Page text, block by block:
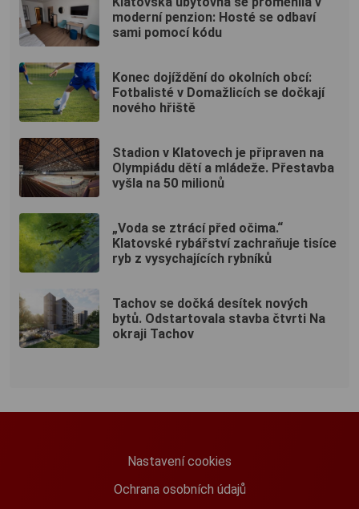
moderní penzion: Hosté se odbaví
sami pomocí kódu
Konec dojíždění do okolních obcí:
Fotbalisté v Domažlicích se dočkají
nového hřiště
Stadion v Klatovech je připraven na
Olympiádu dětí a mládeže. Přestavba
vyšla na 50 milionů
„Voda se ztrácí před očima.“
Klatovské rybářství zachraňuje tisíce
ryb z vysychajících rybníků
Tachov se dočká desítek nových
bytů. Odstartovala stavba čtvrti Na
okraji Tachov
Nastavení cookies
Ochrana osobních údajů